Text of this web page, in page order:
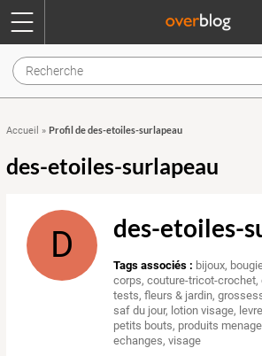
Accueil » Profil de des-etoiles-surlapeau
des-etoiles-surlapeau
D des-etoiles-
Tags associés : bijoux,
corps,couture-tricot-crochet,
tests,fleurs & jardin,
saf du jour, lotion visage,
petits bouts, produits
echanges,visage